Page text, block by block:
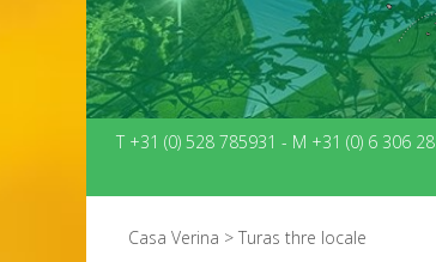
T +31 (0) 528 785931 - M +31 (0) 6 306
Casa Verina > Turas thre locale